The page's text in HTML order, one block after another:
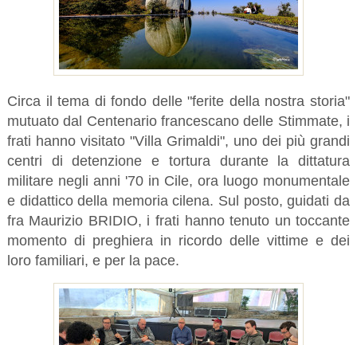
Circa il tema di fondo delle "ferite della nostra storia"
mutuato dal Centenario francescano delle Stimmate, i
frati hanno visitato "Villa Grimaldi", uno dei più grandi
centri di detenzione e tortura durante la dittatura
militare negli anni '70 in Cile, ora luogo monumentale
e didattico della memoria cilena. Sul posto, guidati da
fra Maurizio BRIDIO, i frati hanno tenuto un toccante
momento di preghiera in ricordo delle vittime e dei
loro familiari, e per la pace.